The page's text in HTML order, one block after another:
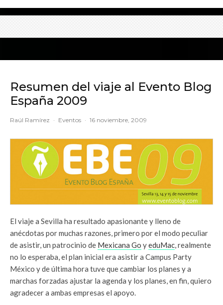
Resumen del viaje al Evento Blog
España 2009
Raúl Ramírez · Eventos · 16 noviembre, 2009
El viaje a Sevilla ha resultado apasionante y lleno de
anécdotas por muchas razones, primero por el modo peculiar
de asistir, un patrocinio de Mexicana Go yeduMac, realmente
no lo esperaba, el plan inicial era asistir a Campus Party
México y de última hora tuve que cambiar los planes y a
marchas forzadas ajustar la agenda y los planes, en fin, quiero
agradecer a ambas empresas el apoyo.